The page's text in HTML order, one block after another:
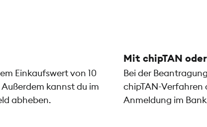
Einkaufswert von 10
kannst du im
abheben.
Mit chipTAN
Bei der
chipTAN-Verfahren
Anmeldung im